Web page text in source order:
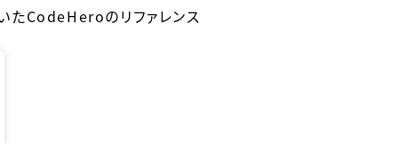
たCodeHeroのリファレンス